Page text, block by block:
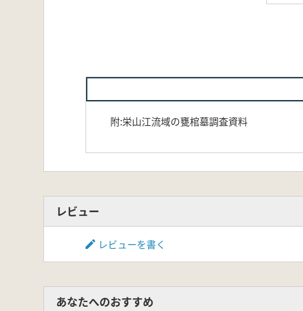
附:栄山江流域の甕棺墓調査資料
レビュー
レビューを書く
あなたへのおすすめ